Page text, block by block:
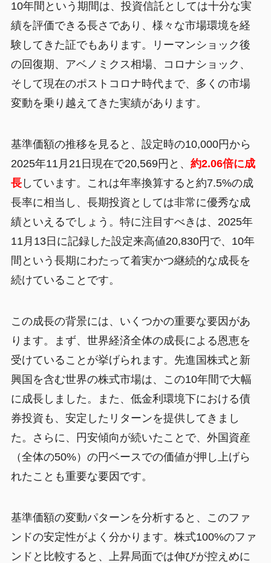
10年間という期間は、投資信託としては十分な実
績を評価できる長さであり、様々な市場環境を経
験してきた証でもあります。リーマンショック後
の回復期、アベノミクス相場、コロナショック、
そして現在のポストコロナ時代まで、多くの市場
変動を乗り越えてきた実績があります。
基準価額の推移を見ると、設定時の10,000円から
2025年11月21日現在で20,569円と、 約2.06倍に成
長しています。これは年率換算すると約7.5%の成
長率に相当し、長期投資としては非常に優秀な成
績といえるでしょう。特に注目すべきは、2025年
11月13日に記録した設定来高値20,830円で、10年
間という長期にわたって着実かつ継続的な成長を
続けていることです。
この成長の背景には、いくつかの重要な要因があ
ります。まず、世界経済全体の成長による恩恵を
受けていることが挙げられます。先進国株式と新
興国を含む世界の株式市場は、この10年間で大幅
に成長しました。また、低金利環境下における債
券投資も、安定したリターンを提供してきまし
た。さらに、円安傾向が続いたことで、外国資産
（全体の50%）の円ベースでの価値が押し上げら
れたことも重要な要因です。
基準価額の変動パターンを分析すると、このファ
ンドの安定性がよく分かります。株式100%のファ
ンドと比較すると、上昇局面では伸びが控えめに